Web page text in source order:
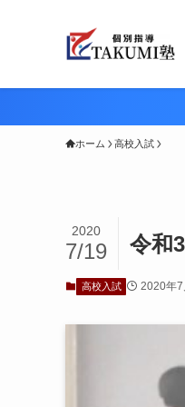
ホーム 高校入試
令和
2020
7/19
高校入試 2020年7